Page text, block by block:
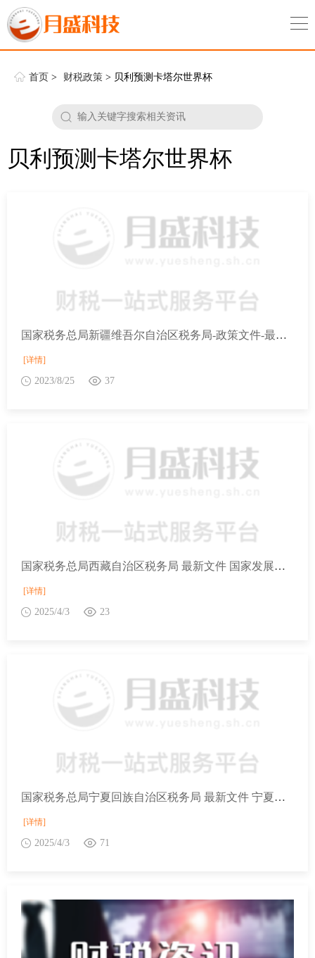
首页 > 财税政策 > 贝利预测卡塔尔世界杯
贝利预测卡塔尔世界杯
国家税务总局新疆维吾尔自治区税务局-政策文件-最新文件-关于继续实施创新企业境内发行存托凭证试点阶段有关税收政策的公告
[详情]
2023/8/25 37
国家税务总局西藏自治区税务局 最新文件 国家发展改革委等部门关于做好2025年享受税收优惠政策的集成电路企业或项目、软件企业清单制定工作的通知
[详情]
2025/4/3 23
国家税务总局宁夏回族自治区税务局 最新文件 宁夏回族自治区财政厅 国家税务总局宁夏回族自治区税务局 宁夏回族自治区民政厅关于2024年度—2026年度公益性社会组织捐赠税前扣除资格名单的公告
[详情]
2025/4/3 71